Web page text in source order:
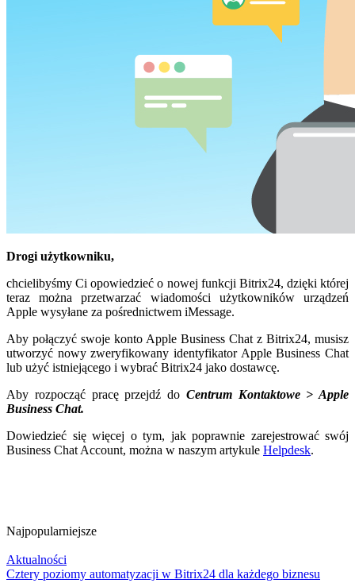
Drogi użytkowniku,
chcielibyśmy Ci opowiedzieć o nowej funkcji Bitrix24, dzięki której
teraz można przetwarzać wiadomości użytkowników urządzeń
Apple wysyłane za pośrednictwem iMessage.
Aby połączyć swoje konto Apple Business Chat z Bitrix24, musisz
utworzyć nowy zweryfikowany identyfikator Apple Business Chat
lub użyć istniejącego i wybrać Bitrix24 jako dostawcę.
Aby rozpocząć pracę przejdź do Centrum Kontaktowe > Apple
Business Chat.
Dowiedzieć się więcej o tym, jak poprawnie zarejestrować swój
Business Chat Account, można w naszym artykule Helpdesk.
Najpopularniejsze
Aktualności
Cztery poziomy automatyzacji w Bitrix24 dla każdego biznesu